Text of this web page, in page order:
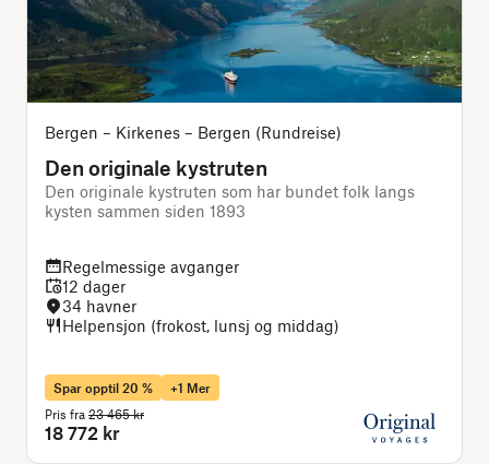
Bergen – Kirkenes – Bergen (Rundreise)
Den originale kystruten
Den originale kystruten som har bundet folk langs
kysten sammen siden 1893
Regelmessige avganger
12 dager
34 havner
Helpensjon (frokost, lunsj og middag)
Spar opptil 20 %
+1 Mer
Pris fra 23 465 kr
18 772 kr